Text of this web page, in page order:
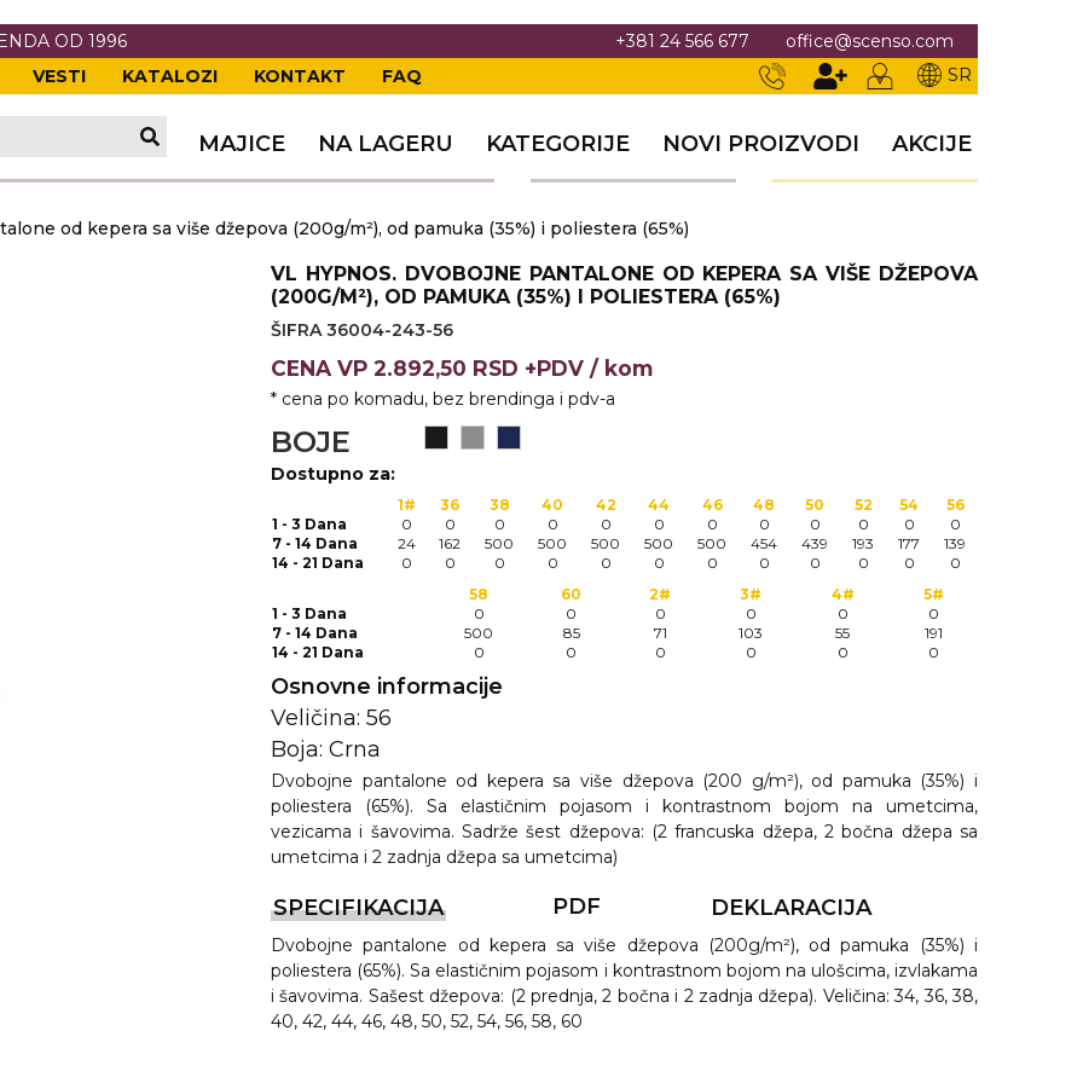
OD 1996 +381 24 566 677
office@scenso.com
VESTI KATALOZI KONTAKT FAQ SR
MAJICE NA LAGERU KATEGORIJE NOVI PROIZVODI AKCIJE
OPREMA
I PANOI
od kepera sa više džepova (200g/m²), od pamuka (35%) i poliestera (65%)
VL HYPNOS. DVOBOJNE PANTALONE OD KEPERA SA VIŠE DŽEPOVA
(200G/M²), OD PAMUKA (35%) I POLIESTERA (65%)
ŠIFRA 36004-243-56
CENA VP 2.892,50 RSD +PDV / kom
* cena po komadu, bez brendinga i pdv-a
BOJE
Dostupno za:
1# 36 38 40 42 44 46 48 50 52 54
56
1 - 3 Dana
0 0 0 0 0 0 0 0 0 0 0
0
7 - 14 Dana
24 162 500 500 500 500 500 454 439 193 177
139
14 - 21 Dana
0 0 0 0 0 0 0 0 0 0 0
0
58
60 2# 3# 4#
5#
1 - 3 Dana
0 0 0 0 0
0
7 - 14 Dana
500 85 71 103 55
191
14 - 21 Dana
0 0 0 0 0 0
Osnovne informacije
Veličina: 56
Boja: Crna
Dvobojne pantalone od kepera sa više džepova (200 g/m²), od pamuka (35%) i
poliestera (65%). Sa elastičnim pojasom i kontrastnom bojom na umetcima,
vezicama i šavovima. Sadrže šest džepova: (2 francuska džepa, 2 bočna džepa sa
umetcima i 2 zadnja džepa sa umetcima)
SPECIFIKACIJA PDF DEKLARACIJA
Dvobojne pantalone od kepera sa više džepova (200g/m²), od pamuka (35%) i
poliestera (65%). Sa elastičnim pojasom i kontrastnom bojom na ulošcima, izvlakama
i šavovima. Sašest džepova: (2 prednja, 2 bočna i 2 zadnja džepa). Veličina: 34, 36, 38,
40, 42, 44, 46, 48, 50, 52, 54, 56, 58, 60